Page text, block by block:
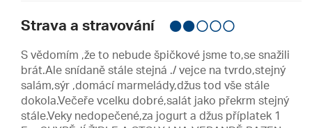
Strava a stravování
S vědomím ,že to nebude špičkové jsme to,se snažili
brát.Ale snídaně stále stejná ./ vejce na tvrdo,stejný
salám,sýr ,domácí marmelády,džus tod vše stále
dokola.Večeře vcelku dobré,salát jako překrm stejný
stále.Veky nedopečené,za jogurt a džus příplatek 1